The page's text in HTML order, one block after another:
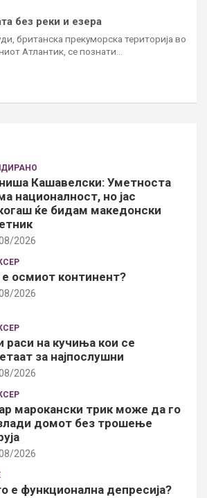
без реки и езера
британска прекуморска територија во
Атлантик, се познати…
Кашавелски: Уметноста
националност, но јас
ќе бидам македонски
2026
е осмиот континент?
2026
раси на кучиња кои се
за најпослушни
2026
марокански трик може да го
домот без трошење
2026
е функционална депресија?